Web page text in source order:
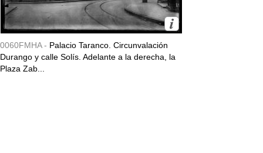
0060FMHA - Palacio Taranco. Circunvalación
Durango y calle Solís. Adelante a la derecha, la
Plaza Zab...